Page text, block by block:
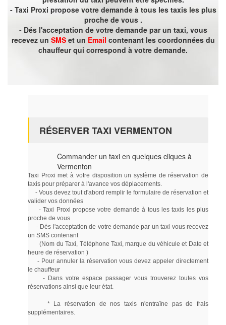
- Taxi Proxi propose votre demande à tous les taxis les plus
proche de vous .
- Dés l'acceptation de votre demande par un taxi, vous
recevez un SMSet un Email contenant les coordonnées du
chauffeur qui correspond à votre demande.
RÉSERVER TAXI VERMENTON
Commander un taxi en quelques cliques à
Vermenton
Taxi Proxi met à votre disposition un système de réservation de
taxis pour préparer à l'avance vos déplacements.
- Vous devez tout d'abord remplir le formulaire de réservation et
valider vos données
- Taxi Proxi propose votre demande à tous les taxis les plus
proche de vous
- Dés l'acceptation de votre demande par un taxi vous recevez
un SMS contenant
(Nom du Taxi, Téléphone Taxi, marque du véhicule et Date et
heure de réservation )
- Pour annuler la réservation vous devez appeler directement
le chauffeur
- Dans votre espace passager vous trouverez toutes vos
réservations ainsi que leur état.
* La réservation de nos taxis n'entraîne pas de frais
supplémentaires.